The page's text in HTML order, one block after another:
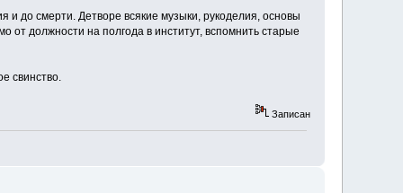
и до смерти. Детворе всякие музыки, рукоделия, основы
от должности на полгода в институт, вспомнить старые
свинство.
Записан